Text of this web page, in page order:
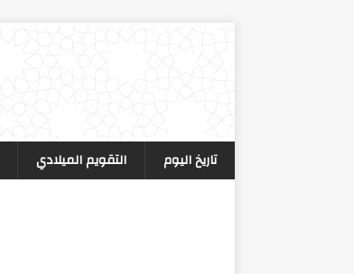
تاريخ اليوم التقويم الميلادي